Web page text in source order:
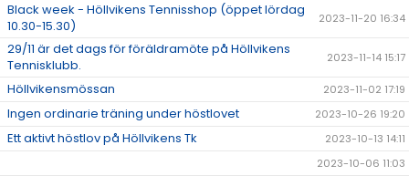
Black week - Höllvikens Tennisshop (öppet lördag
10.30-15.30)
2023-11-20 16:34
29/11 är det dags för föräldramöte på Höllvikens
Tennisklubb.
2023-11-14 15:17
Höllvikensmössan 2023-11-02 17:19
Ingen ordinarie träning under höstlovet 2023-10-26 19:20
Ett aktivt höstlov på Höllvikens Tk
2023-10-13 14:11
2023-10-06 11:03